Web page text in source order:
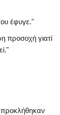
έφυγε."
προσοχή γιατί
προκλήθηκαν